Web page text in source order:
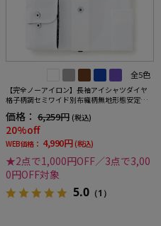
全5色
【完全ノーアイロン】長袖アイシャツダイヤ
格子柄調セミワイド別布織柄無地形態安定ス
価格： 6,259円 (税込)
20%off
WEB価格： 4,990円 (税込)
★2点で1,000円OFF／3点で3,00
0円OFF対象
5.0 （1）